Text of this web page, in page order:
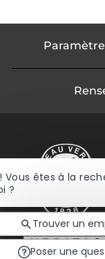
Vous êtes à la
?
Trouver un
Poser une